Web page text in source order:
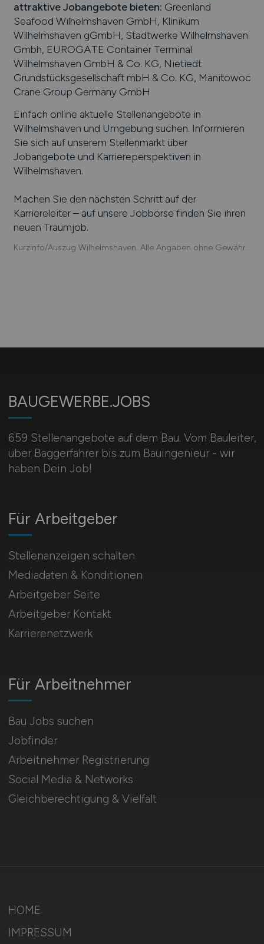
attraktive Jobangebote bieten: Greenland
Seafood Wilhelmshaven GmbH, Klinikum
Wilhelmshaven gGmbH, Stadtwerke Wilhelmshaven
Gmbh, EUROGATE Container Terminal
Wilhelmshaven GmbH & Co. KG, Nietiedt
Grundstücksgesellschaft mbH & Co. KG, Manitowoc
Crane Group Germany GmbH
Einfach online aktuelle Stellenangebote in
Wilhelmshaven und Umgebung suchen. Informieren
Sie sich auf unserem Stellenmarkt über
Jobangebote und Karriereperspektiven in
Wilhelmshaven.
Machen Sie den nächsten Schritt auf der
Karriereleiter – auf unsere Jobbörse finden Sie ihren
neuen Traumjob.
Kurzinfo/Auszug Wilhelmshaven. Alle Angaben ohne Gewähr.
BAUGEWERBE.JOBS
659 Stellenangebote auf dem Bau. Vom Bauleiter,
über Baggerfahrer bis zum Bauingenieur - wir
haben Dein Job!
Für Arbeitnehmer
Bau Jobs suchen
Jobfinder
Arbeitnehmer Registrierung
Social Media & Networks
Gleichberechtigung & Vielfalt
Für Arbeitgeber
Stellenanzeigen schalten
Mediadaten & Konditionen
Arbeitgeber Seite
Arbeitgeber Kontakt
Karrierenetzwerk
HOME
IMPRESSUM